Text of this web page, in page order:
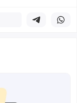
Поделиться в